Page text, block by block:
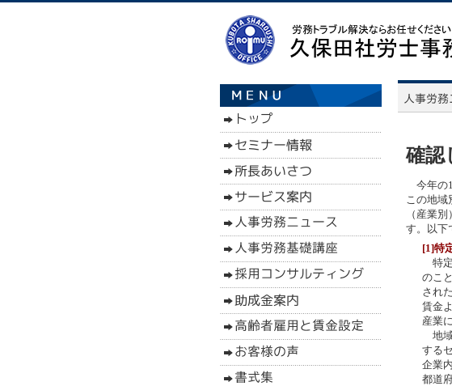
確認
今年の
この地
（産業
す。以下
[1]特
特定
のこ
され
賃金
産業
地域
する
企業
都道